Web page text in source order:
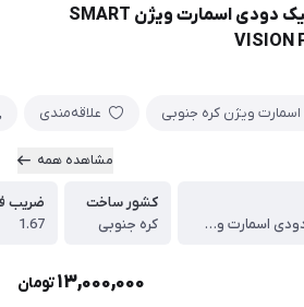
عدسی فشرده فتوکرومیک دودی اسمارت ویژن SMART
VISION
ویژن کره جنوبی علاقه‌مندی
مشاهده همه
عدسی فشرده فتوکرومیک دودی اسمارت ویژن SMART VISION Photo Spin Coat 1.67
کشور ساخت
کره جنوبی
ضریب
1.67
13,000,000تومان